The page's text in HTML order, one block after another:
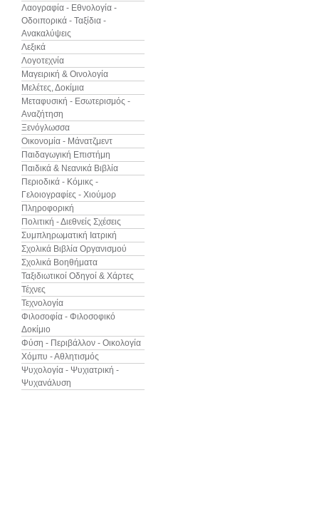
Λαογραφία - Εθνολογία -
Οδοιπορικά - Ταξίδια -
Ανακαλύψεις
Λεξικά
Λογοτεχνία
Μαγειρική & Οινολογία
Μελέτες, Δοκίμια
Μεταφυσική - Εσωτερισμός -
Αναζήτηση
Ξενόγλωσσα
Οικονομία - Μάνατζμεντ
Παιδαγωγική Επιστήμη
Παιδικά & Νεανικά Βιβλία
Περιοδικά - Κόμικς -
Γελοιογραφίες - Χιούμορ
Πληροφορική
Πολιτική - Διεθνείς Σχέσεις
Συμπληρωματική Ιατρική
Σχολικά Βιβλία Οργανισμού
Σχολικά Βοηθήματα
Ταξιδιωτικοί Οδηγοί & Χάρτες
Τέχνες
Τεχνολογία
Φιλοσοφία - Φιλοσοφικό
Δοκίμιο
Φύση - Περιβάλλον - Οικολογία
Χόμπυ - Αθλητισμός
Ψυχολογία - Ψυχιατρική -
Ψυχανάλυση